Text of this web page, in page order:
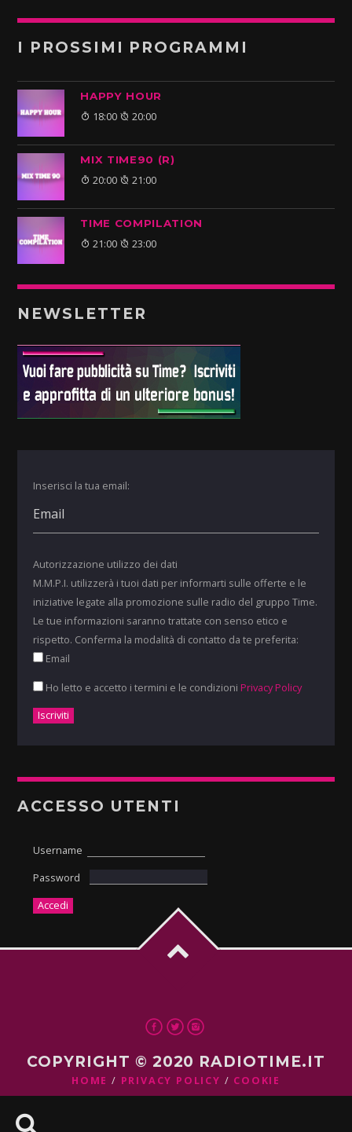
I PROSSIMI PROGRAMMI
HAPPY HOUR
18:00 20:00
MIX TIME90 (R)
20:00 21:00
TIME COMPILATION
21:00 23:00
NEWSLETTER
Inserisci la tua email:
Autorizzazione utilizzo dei dati
M.M.P.I. utilizzerà i tuoi dati per informarti sulle offerte e le
iniziative legate alla promozione sulle radio del gruppo Time.
Le tue informazioni saranno trattate con senso etico e
rispetto. Conferma la modalità di contatto da te preferita:
Email
Ho letto e accetto i termini e le condizioni Privacy Policy
ACCESSO UTENTI
Username
Password
COPYRIGHT © 2020 RADIOTIME.IT
HOME PRIVACY POLICY COOKIE